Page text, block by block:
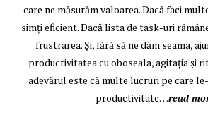
care ne măsurăm valoarea. Dacă faci
simți eficient. Dacă lista de task-uri
frustrarea. Și, fără să ne dăm seama,
productivitatea cu oboseala, agitația și
adevărul este că multe lucruri pe care
productivitate…read